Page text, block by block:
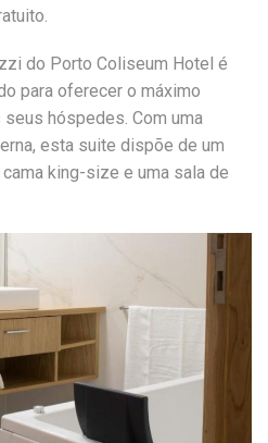
do Porto Coliseum Hotel é
para oferecer o máximo
hóspedes. Com uma
esta suite dispõe de um
king-size e uma sala de